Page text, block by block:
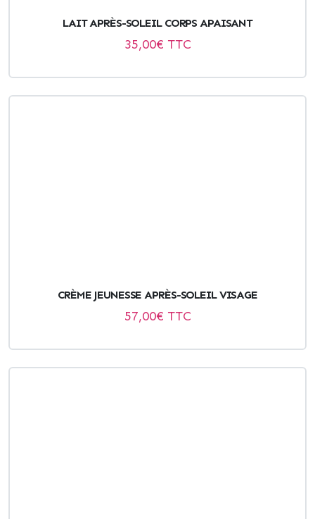
LAIT APRÈS-SOLEIL CORPS APAISANT
35,00€ TTC
CRÈME JEUNESSE APRÈS-SOLEIL VISAGE
57,00€ TTC